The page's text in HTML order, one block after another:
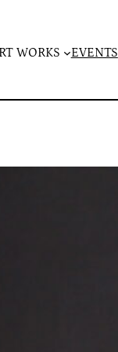
WORKS EVENTS